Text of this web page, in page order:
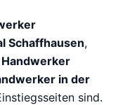
Schaffhausen,
Handwerker
in der
sind.